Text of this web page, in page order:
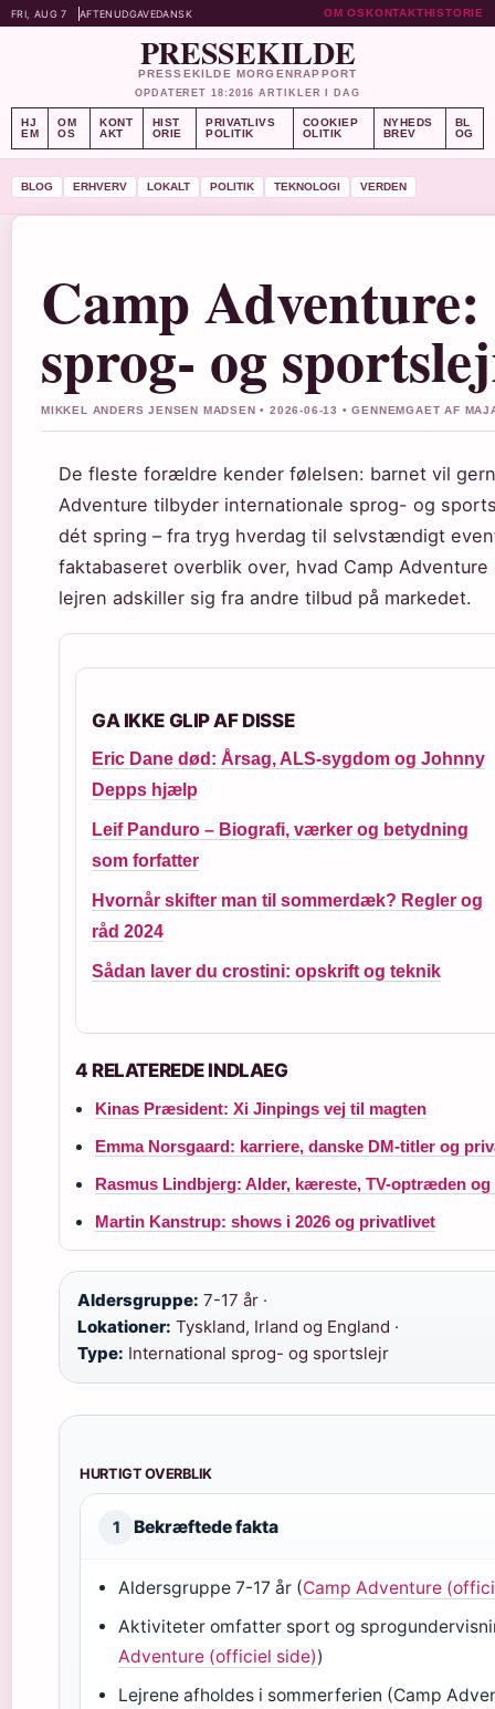
FRI, AUG 7 AFTENUDGAVEDANSK OM OSKONTAKTHISTORIE
PRESSEKILDE
PRESSEKILDE MORGENRAPPORT
OPDATERET 18:2016 ARTIKLER I DAG
HJ
EM
OM
OS
KONT
AKT
HIST
ORIE
PRIVATLIVS
POLITIK
COOKIEP
OLITIK
NYHEDS
BREV
BL
OG
BLOG ERHVERV LOKALT POLITIK TEKNOLOGI VERDEN
Camp
sprog- og
MIKKEL ANDERS JENSEN MADSEN • 2026-06-13 • GENNEMGAET AF
De fleste forældre kender følelsen: barnet vil
Adventure tilbyder internationale sprog- og
dét spring – fra tryg hverdag til selvstændigt
faktabaseret overblik over, hvad Camp
lejren adskiller sig fra andre tilbud på markedet.
GA IKKE GLIP AF DISSE
Eric Dane død: Årsag, ALS-sygdom og Johnny
Depps hjælp
Leif Panduro – Biografi, værker og betydning
som forfatter
Hvornår skifter man til sommerdæk? Regler og
råd 2024
Sådan laver du crostini: opskrift og teknik
4 RELATEREDE INDLAEG
Kinas Præsident: Xi Jinpings vej til magten
Emma Norsgaard: karriere, danske DM-titler og
Rasmus Lindbjerg: Alder, kæreste, TV-optræden og
Martin Kanstrup: shows i 2026 og privatlivet
Aldersgruppe: 7-17 år ·
Lokationer: Tyskland, Irland og England ·
Type: International sprog- og sportslejr
HURTIGT OVERBLIK
1 Bekræftede fakta
Aldersgruppe 7-17 år (Camp Adventure
Aktiviteter omfatter sport og
Adventure (officiel side))
Lejrene afholdes i sommerferien (Camp